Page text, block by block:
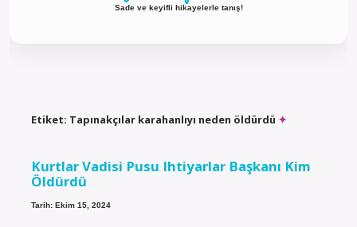
Sade ve keyifli hikayelerle tanış!
Etiket: Tapınakçılar karahanlıyı neden öldürdü
Kurtlar Vadisi Pusu Ihtiyarlar Başkanı Kim
Öldürdü
Tarih: Ekim 15, 2024